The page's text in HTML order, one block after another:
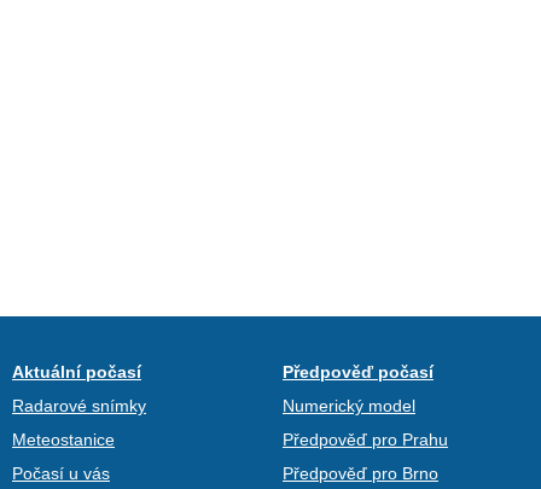
Aktuální počasí
Radarové snímky
Meteostanice
Počasí u vás
Předpověď počasí
Numerický model
Předpověď pro Prahu
Předpověď pro Brno